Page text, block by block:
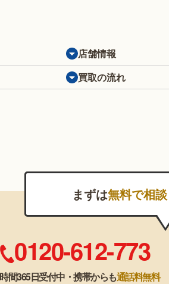
店舗情報
買取の流れ
まずは無料で相談
0120-612-773
間365日受付中・携帯からも通話料無料